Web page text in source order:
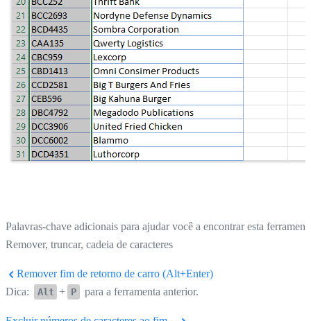
Palavras-chave adicionais para ajudar você a encontrar esta
Remover, truncar, cadeia de caracteres
Remover fim de retorno de carro (Alt+Enter)
Dica:
Alt + P para a ferramenta anterior.